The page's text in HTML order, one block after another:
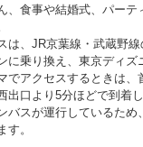
、食事や結婚式、パーテ
は、JR京葉線・武蔵野
に乗り換え、東京ディズ
でアクセスするときは、
出口より5分ほどで到着
バスが運行しているため
す。